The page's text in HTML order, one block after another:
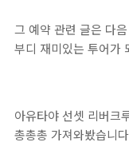
그 예약 관련 글은 다
부디 재미있는 투어가
아유타야 선셋 리버크
총총총 가져와봤습니